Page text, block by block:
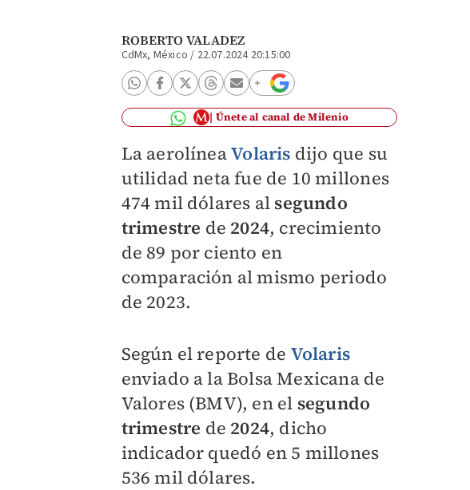
ROBERTO VALADEZ
CdMx, México / 22.07.2024 20:15:00
Únete al canal de Milenio
La aerolíneaVolaris dijo que su
utilidad neta fue de 10 millones
474 mil dólares al segundo
trimestre de 2024, crecimiento
de 89 por ciento en
comparación al mismo periodo
de 2023.
Según el reporte de Volaris
enviado a la Bolsa Mexicana de
Valores (BMV), en el segundo
trimestre de 2024, dicho
indicador quedó en 5 millones
536 mil dólares.